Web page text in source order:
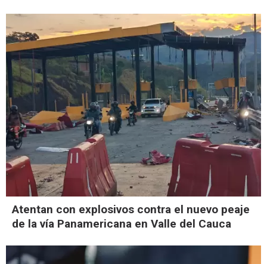
Atentan con explosivos contra el nuevo peaje
de la vía Panamericana en Valle del Cauca